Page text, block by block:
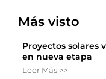
Más visto
Proyectos solares
en nueva etapa
Leer Más >>